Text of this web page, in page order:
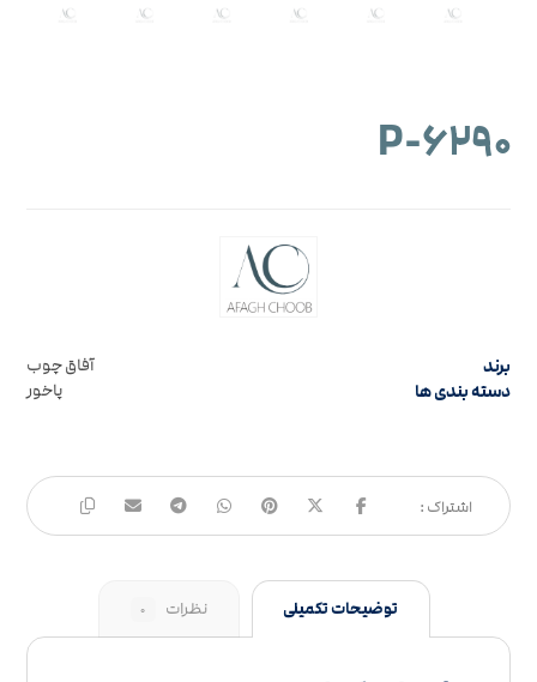
۶۲۹۰-P
برند آفاق چوب
دسته بندی ها پاخور
توضیحات تکمیلی نظرات ۰